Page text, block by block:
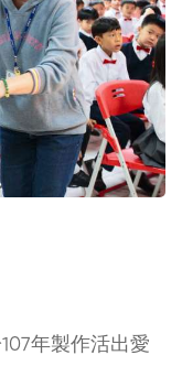
年製作活出愛